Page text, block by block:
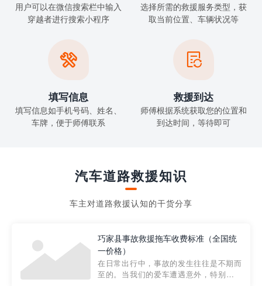
用户可以在微信搜索栏中输入
穿越者进行搜索小程序
选择所需的救援服务类型，获
取当前位置、车辆状况等

填写信息
填写信息如手机号码、姓名、
车牌，便于师傅联系

救援到达
师傅根据系统获取您的位置和
到达时间，等待即可
汽车道路救援知识
车主对道路救援认知的干货分享
巧家县事故救援拖车收费标准（全国统
一价格）
在日常出行中，事故的发生往往是不期而
至的。当我们的爱车遭遇意外，特别是在